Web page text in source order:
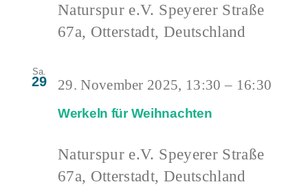
Naturspur e.V. Speyerer Straße
67a, Otterstadt, Deutschland
Sa.
29
Werkeln für Weihnachten
29. November 2025, 13:30 – 16:30
Naturspur e.V. Speyerer Straße
67a, Otterstadt, Deutschland